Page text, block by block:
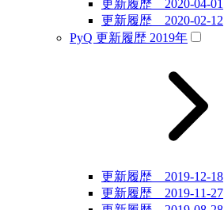
更新履歴 2020-04-01
更新履歴 2020-02-12
PyQ 更新履歴 2019年
更新履歴 2019-12-18
更新履歴 2019-11-27